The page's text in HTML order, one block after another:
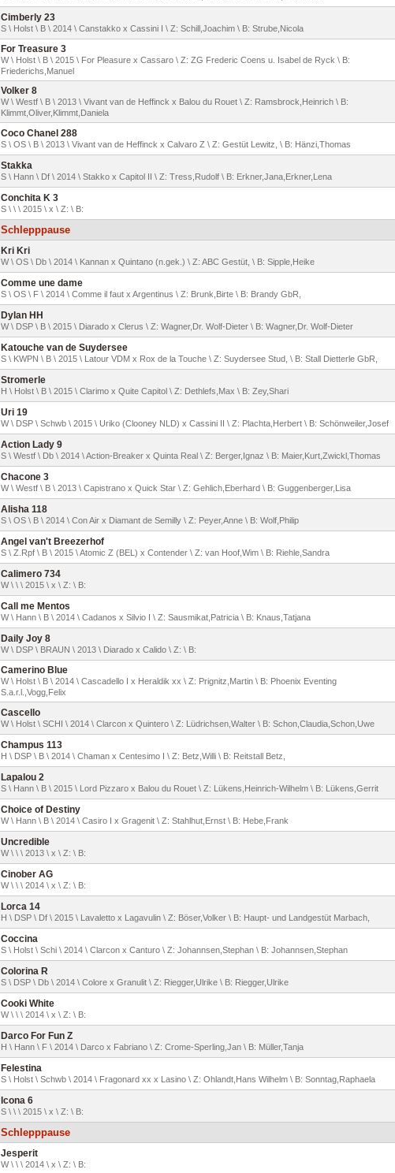
Cimberly 23
S \ Holst \ B \ 2014 \ Canstakko x Cassini I \ Z: Schill,Joachim \ B: Strube,Nicola
For Treasure 3
W \ Holst \ B \ 2015 \ For Pleasure x Cassaro \ Z: ZG Frederic Coens u. Isabel de Ryck \ B:
Friederichs,Manuel
Volker 8
W \ Westf \ B \ 2013 \ Vivant van de Heffinck x Balou du Rouet \ Z: Ramsbrock,Heinrich \ B:
Klimmt,Oliver,Klimmt,Daniela
Coco Chanel 288
S \ OS \ B \ 2013 \ Vivant van de Heffinck x Calvaro Z \ Z: Gestüt Lewitz, \ B: Hänzi,Thomas
Stakka
S \ Hann \ Df \ 2014 \ Stakko x Capitol II \ Z: Tress,Rudolf \ B: Erkner,Jana,Erkner,Lena
Conchita K 3
S \ \ \ 2015 \ x \ Z: \ B:
Schlepppause
Kri Kri
W \ OS \ Db \ 2014 \ Kannan x Quintano (n.gek.) \ Z: ABC Gestüt, \ B: Sipple,Heike
Comme une dame
S \ OS \ F \ 2014 \ Comme il faut x Argentinus \ Z: Brunk,Birte \ B: Brandy GbR,
Dylan HH
W \ DSP \ B \ 2015 \ Diarado x Clerus \ Z: Wagner,Dr. Wolf-Dieter \ B: Wagner,Dr. Wolf-Dieter
Katouche van de Suydersee
S \ KWPN \ B \ 2015 \ Latour VDM x Rox de la Touche \ Z: Suydersee Stud, \ B: Stall Dietterle GbR,
Stromerle
H \ Holst \ B \ 2015 \ Clarimo x Quite Capitol \ Z: Dethlefs,Max \ B: Zey,Shari
Uri 19
W \ DSP \ Schwb \ 2015 \ Uriko (Clooney NLD) x Cassini II \ Z: Plachta,Herbert \ B: Schönweiler,Josef
Action Lady 9
S \ Westf \ Db \ 2014 \ Action-Breaker x Quinta Real \ Z: Berger,Ignaz \ B: Maier,Kurt,Zwickl,Thomas
Chacone 3
W \ Westf \ B \ 2013 \ Capistrano x Quick Star \ Z: Gehlich,Eberhard \ B: Guggenberger,Lisa
Alisha 118
S \ OS \ B \ 2014 \ Con Air x Diamant de Semilly \ Z: Peyer,Anne \ B: Wolf,Philip
Angel van't Breezerhof
S \ Z.Rpf \ B \ 2015 \ Atomic Z (BEL) x Contender \ Z: van Hoof,Wim \ B: Riehle,Sandra
Calimero 734
W \ \ \ 2015 \ x \ Z: \ B:
Call me Mentos
W \ Hann \ B \ 2014 \ Cadanos x Silvio I \ Z: Sausmikat,Patricia \ B: Knaus,Tatjana
Daily Joy 8
W \ DSP \ BRAUN \ 2013 \ Diarado x Calido \ Z: \ B:
Camerino Blue
W \ Holst \ B \ 2014 \ Cascadello I x Heraldik xx \ Z: Prignitz,Martin \ B: Phoenix Eventing
S.a.r.l.,Vogg,Felix
Cascello
W \ Holst \ SCHI \ 2014 \ Clarcon x Quintero \ Z: Lüdrichsen,Walter \ B: Schon,Claudia,Schon,Uwe
Champus 113
H \ DSP \ B \ 2014 \ Chaman x Centesimo I \ Z: Betz,Willi \ B: Reitstall Betz,
Lapalou 2
S \ Hann \ B \ 2015 \ Lord Pizzaro x Balou du Rouet \ Z: Lükens,Heinrich-Wilhelm \ B: Lükens,Gerrit
Choice of Destiny
W \ Hann \ B \ 2014 \ Casiro I x Gragenit \ Z: Stahlhut,Ernst \ B: Hebe,Frank
Uncredible
W \ \ \ 2013 \ x \ Z: \ B:
Cinober AG
W \ \ \ 2014 \ x \ Z: \ B:
Lorca 14
H \ DSP \ Df \ 2015 \ Lavaletto x Lagavulin \ Z: Böser,Volker \ B: Haupt- und Landgestüt Marbach,
Coccina
S \ Holst \ Schi \ 2014 \ Clarcon x Canturo \ Z: Johannsen,Stephan \ B: Johannsen,Stephan
Colorina R
S \ DSP \ Db \ 2014 \ Colore x Granulit \ Z: Riegger,Ulrike \ B: Riegger,Ulrike
Cooki White
W \ \ \ 2014 \ x \ Z: \ B:
Darco For Fun Z
H \ Hann \ F \ 2014 \ Darco x Fabriano \ Z: Crome-Sperling,Jan \ B: Müller,Tanja
Felestina
S \ Holst \ Schwb \ 2014 \ Fragonard xx x Lasino \ Z: Ohlandt,Hans Wilhelm \ B: Sonntag,Raphaela
Icona 6
S \ \ \ 2015 \ x \ Z: \ B:
Schlepppause
Jesperit
W \ \ \ 2014 \ x \ Z: \ B: